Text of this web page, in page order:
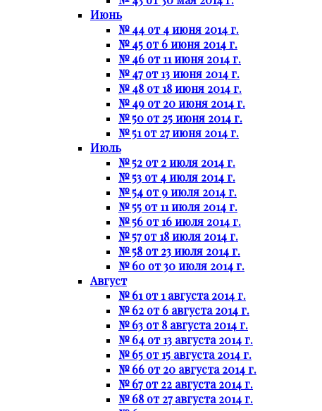
Июнь
№ 44 от 4 июня 2014 г.
№ 45 от 6 июня 2014 г.
№ 46 от 11 июня 2014 г.
№ 47 от 13 июня 2014 г.
№ 48 от 18 июня 2014 г.
№ 49 от 20 июня 2014 г.
№ 50 от 25 июня 2014 г.
№ 51 от 27 июня 2014 г.
Июль
№ 52 от 2 июля 2014 г.
№ 53 от 4 июля 2014 г.
№ 54 от 9 июля 2014 г.
№ 55 от 11 июля 2014 г.
№ 56 от 16 июля 2014 г.
№ 57 от 18 июля 2014 г.
№ 58 от 23 июля 2014 г.
№ 60 от 30 июля 2014 г.
Август
№ 61 от 1 августа 2014 г.
№ 62 от 6 августа 2014 г.
№ 63 от 8 августа 2014 г.
№ 64 от 13 августа 2014 г.
№ 65 от 15 августа 2014 г.
№ 66 от 20 августа 2014 г.
№ 67 от 22 августа 2014 г.
№ 68 от 27 августа 2014 г.